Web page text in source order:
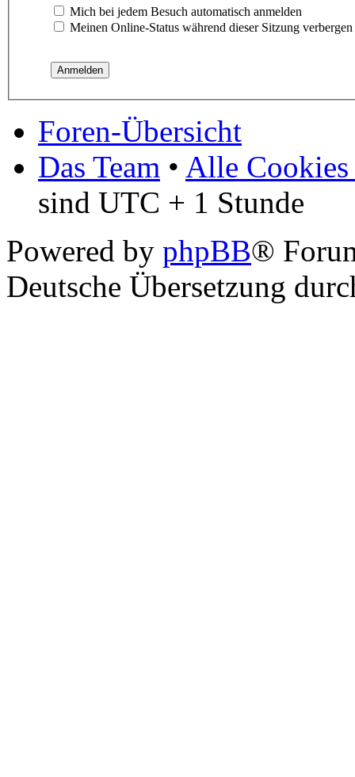
Mich bei jedem Besuch automatisch anmelden
Meinen Online-Status während dieser Sitzung verbergen
Foren-Übersicht
Das Team • Alle Cookies
sind UTC + 1 Stunde
Powered by phpBB®
Deutsche Übersetzung